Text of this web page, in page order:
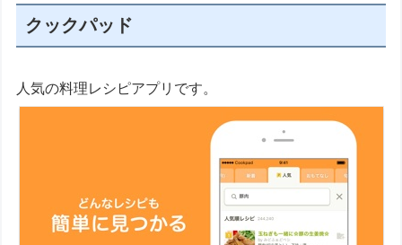
クックパッド
人気の料理レシピアプリです。